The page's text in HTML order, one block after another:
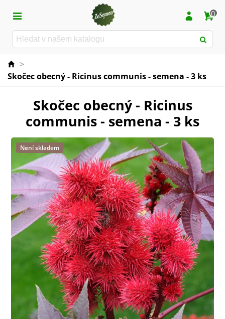
0
>
Skočec obecný - Ricinus communis - semena - 3 ks
Skočec obecný - Ricinus
communis - semena - 3 ks
Není skladem